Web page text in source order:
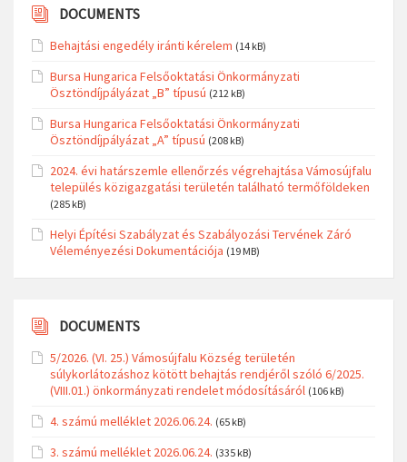
DOCUMENTS
Behajtási engedély iránti kérelem (14 kB)
Bursa Hungarica Felsőoktatási Önkormányzati
Ösztöndíjpályázat „B” típusú (212 kB)
Bursa Hungarica Felsőoktatási Önkormányzati
Ösztöndíjpályázat „A” típusú (208 kB)
2024. évi határszemle ellenőrzés végrehajtása Vámosújfalu
település közigazgatási területén található termőföldeken
(285 kB)
Helyi Építési Szabályzat és Szabályozási Tervének Záró
Véleményezési Dokumentációja (19 MB)
DOCUMENTS
5/2026. (VI. 25.) Vámosújfalu Község területén
súlykorlátozáshoz kötött behajtás rendjéről szóló 6/2025.
(VIII.01.) önkormányzati rendelet módosításáról (106 kB)
4. számú melléklet 2026.06.24. (65 kB)
3. számú melléklet 2026.06.24. (335 kB)